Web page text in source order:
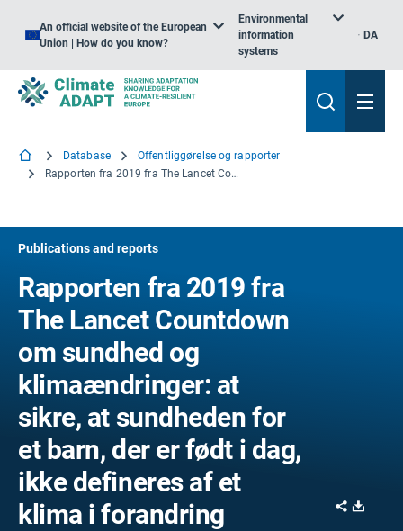
An official website of the European
Union | How do you know?
Environmental
information
systems
DA
Database
Offentliggørelse og rapporter
Rapporten fra 2019 fra The Lancet Countdown om sundhed og klimaændringer: at sikre, at sundheden for et barn, der er født i dag, ikke defineres af et klima i forandring
Publications and reports
Rapporten fra 2019 fra
The Lancet Countdown
om sundhed og
klimaændringer: at
sikre, at sundheden for
et barn, der er født i dag,
ikke defineres af et
klima i forandring
Share